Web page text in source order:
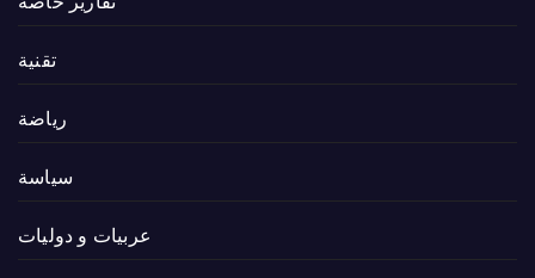
تقنية
رياضة
سياسة
عربيات و دوليات